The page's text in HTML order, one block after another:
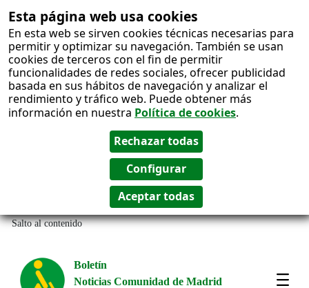
Esta página web usa cookies
En esta web se sirven cookies técnicas necesarias para
permitir y optimizar su navegación. También se usan
cookies de terceros con el fin de permitir
funcionalidades de redes sociales, ofrecer publicidad
basada en sus hábitos de navegación y analizar el
rendimiento y tráfico web. Puede obtener más
información en nuestra Política de cookies.
Salto al contenido
Boletín
Noticias Comunidad de Madrid